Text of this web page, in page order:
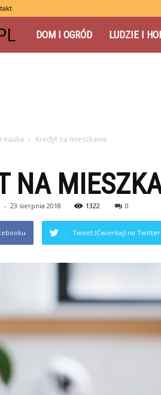
atvn.pl
DOM I OGRÓD LUDZIE I
nauka Kredyt na mieszkanie
NA
- 23 sierpnia 2018 1322 0
Tweet (Ćwierkaj) na